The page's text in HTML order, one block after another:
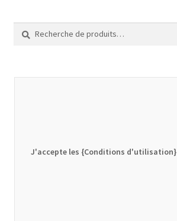
Recherche
pour :
Recherche
J'accepte les {Conditions d'utilisation}